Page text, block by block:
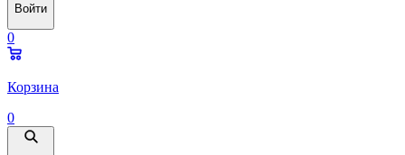
Войти
0
Корзина
0